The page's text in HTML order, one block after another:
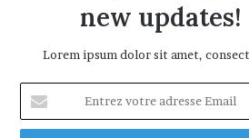
new updates!
Lorem ipsum dolor sit amet,
votre
adresse